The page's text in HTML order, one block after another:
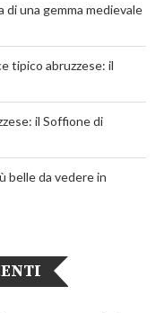
una gemma medievale
tipico abruzzese: il
il Soffione di
belle da vedere in